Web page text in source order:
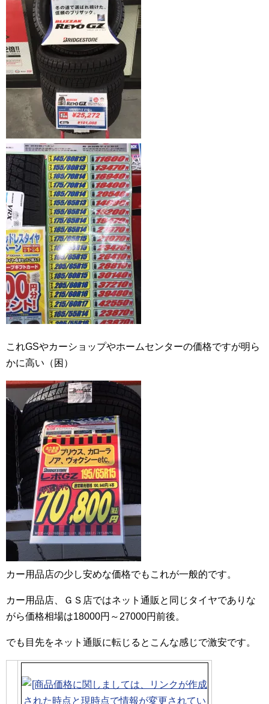
これGSやカーショップやホームセンターの価格ですが明ら
かに高い（困）
カー用品店の少し安めな価格でもこれが一般的です。
カー用品店、ＧＳ店ではネット通販と同じタイヤでありな
がら価格相場は18000円～27000円前後。
でも目先をネット通販に転じるとこんな感じで激安です。